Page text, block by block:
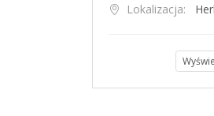
Lokalizacja: